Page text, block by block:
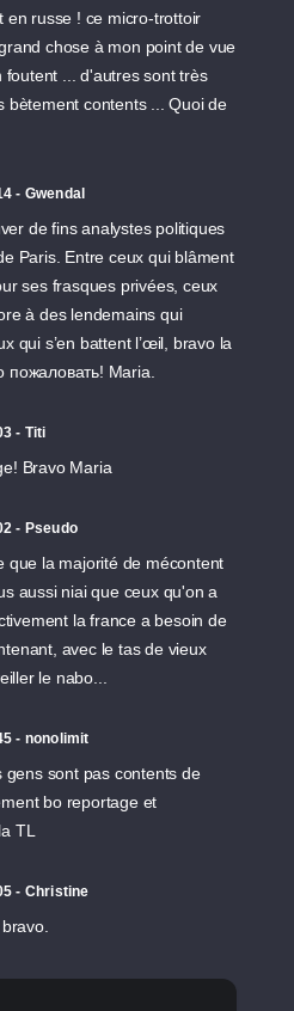
en russe ! ce micro-trottoir
chose à mon point de vue
foutent ... d'autres sont très
bètement contents ... Quoi de
- Gwendal
de fins analystes politiques
Paris. Entre ceux qui blâment
ses frasques privées, ceux
à des lendemains qui
qui s’en battent l’œil, bravo la
пожаловать! Maria.
- Titi
Bravo Maria
- Pseudo
que la majorité de mécontent
aussi niai que ceux qu'on a
la france a besoin de
avec le tas de vieux
le nabo...
- nonolimit
gens sont pas contents de
bo reportage et
TL
- Christine